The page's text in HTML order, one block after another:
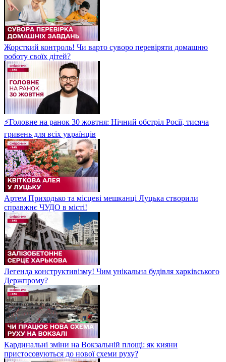
Жорсткий контроль! Чи варто суворо перевіряти домашню
роботу своїх дітей?
⚡Головне на ранок 30 жовтня: Нічний обстріл Росії, тисяча
гривень для всіх українців
Артем Приходько та місцеві мешканці Луцька створили
справжнє ЧУДО в місті!
Легенда конструктивізму! Чим унікальна будівля харківського
Держпрому?
Кардинальні зміни на Вокзальній площі: як кияни
пристосовуються до нової схеми руху?